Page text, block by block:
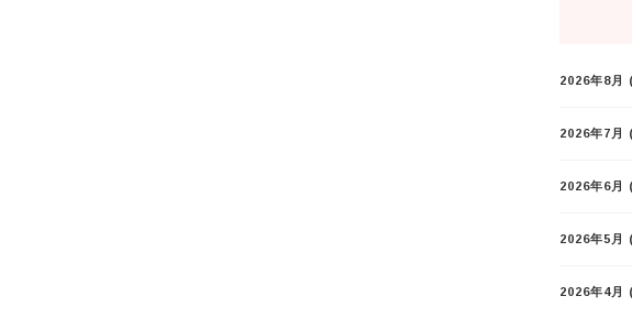
2026年8月
2026年7月
2026年6月
2026年5月
2026年4月